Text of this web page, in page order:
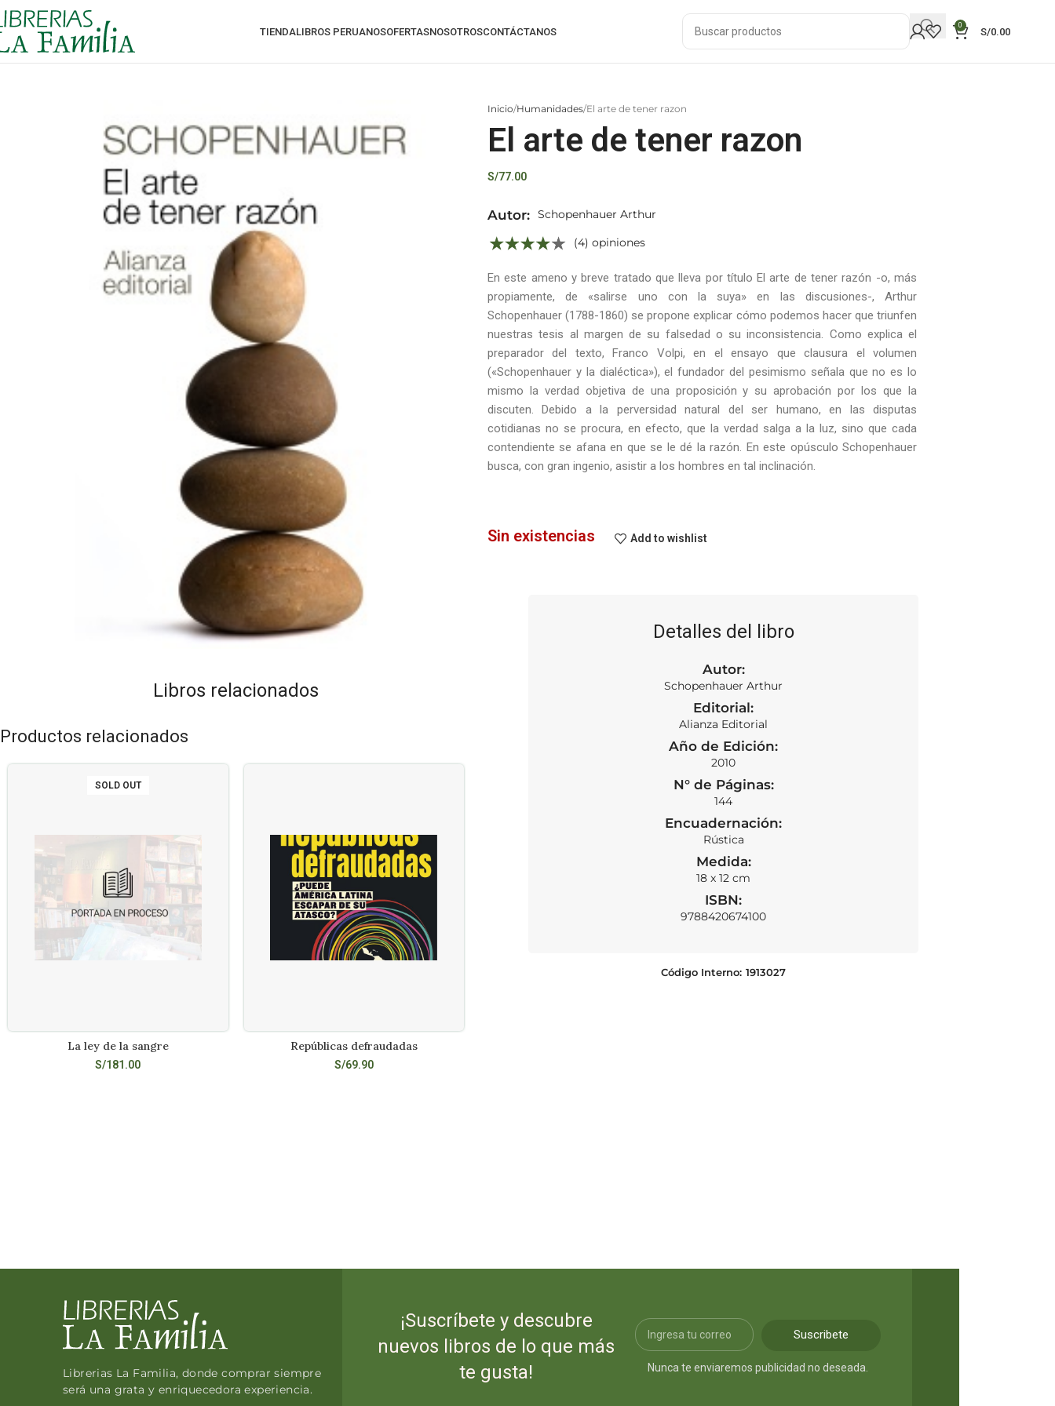
TIENDALIBROS PERUANOSOFERTASNOSOTROSCONTÁCTANOS
0
S/0.00
Inicio Humanidades El arte de tener razon
El arte de tener razon
S/77.00
Autor: Schopenhauer Arthur
(4) opiniones
En este ameno y breve tratado que lleva por título El arte de tener razón -o, más
propiamente, de «salirse uno con la suya» en las discusiones-, Arthur
Schopenhauer (1788-1860) se propone explicar cómo podemos hacer que triunfen
nuestras tesis al margen de su falsedad o su inconsistencia. Como explica el
preparador del texto, Franco Volpi, en el ensayo que clausura el volumen
(«Schopenhauer y la dialéctica»), el fundador del pesimismo señala que no es lo
mismo la verdad objetiva de una proposición y su aprobación por los que la
discuten. Debido a la perversidad natural del ser humano, en las disputas
cotidianas no se procura, en efecto, que la verdad salga a la luz, sino que cada
contendiente se afana en que se le dé la razón. En este opúsculo Schopenhauer
busca, con gran ingenio, asistir a los hombres en tal inclinación.
Sin existencias Add to wishlist
Libros relacionados
Productos relacionados
SOLD OUT
LEER MÁS
La ley de la sangre
S/181.00
AÑADIR AL CARRITO
Repúblicas defraudadas
S/69.90
Detalles del libro
Autor:
Schopenhauer Arthur
Editorial:
Alianza Editorial
Año de Edición:
2010
N° de Páginas:
144
Encuadernación:
Rústica
Medida:
18 x 12 cm
ISBN:
9788420674100
Código Interno: 1913027
Librerias La Familia, donde comprar siempre
será una grata y enriquecedora experiencia.
¡Suscríbete y descubre
nuevos libros de lo que más
te gusta!
Suscribete
Nunca te enviaremos publicidad no deseada.